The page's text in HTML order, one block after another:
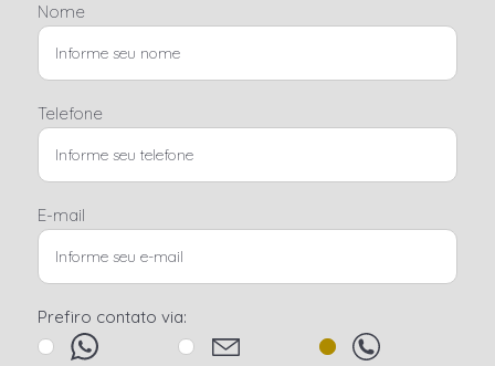
Nome
Telefone
E-mail
Prefiro contato via: